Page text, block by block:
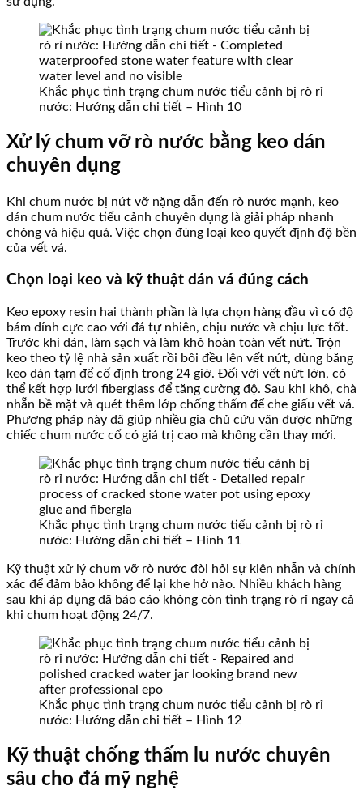
Khắc phục tình trạng chum nước tiểu cảnh bị rò rỉ
nước: Hướng dẫn chi tiết – Hình 10
Xử lý chum vỡ rò nước bằng keo dán
chuyên dụng
Khi chum nước bị nứt vỡ nặng dẫn đến rò nước mạnh, keo
dán chum nước tiểu cảnh chuyên dụng là giải pháp nhanh
chóng và hiệu quả. Việc chọn đúng loại keo quyết định độ bền
của vết vá.
Chọn loại keo và kỹ thuật dán vá đúng cách
Keo epoxy resin hai thành phần là lựa chọn hàng đầu vì có độ
bám dính cực cao với đá tự nhiên, chịu nước và chịu lực tốt.
Trước khi dán, làm sạch và làm khô hoàn toàn vết nứt. Trộn
keo theo tỷ lệ nhà sản xuất rồi bôi đều lên vết nứt, dùng băng
keo dán tạm để cố định trong 24 giờ. Đối với vết nứt lớn, có
thể kết hợp lưới fiberglass để tăng cường độ. Sau khi khô, chà
nhẵn bề mặt và quét thêm lớp chống thấm để che giấu vết vá.
Phương pháp này đã giúp nhiều gia chủ cứu vãn được những
chiếc chum nước cổ có giá trị cao mà không cần thay mới.
Khắc phục tình trạng chum nước tiểu cảnh bị rò rỉ
nước: Hướng dẫn chi tiết – Hình 11
Kỹ thuật xử lý chum vỡ rò nước đòi hỏi sự kiên nhẫn và chính
xác để đảm bảo không để lại khe hở nào. Nhiều khách hàng
sau khi áp dụng đã báo cáo không còn tình trạng rò rỉ ngay cả
khi chum hoạt động 24/7.
Khắc phục tình trạng chum nước tiểu cảnh bị rò rỉ
nước: Hướng dẫn chi tiết – Hình 12
Kỹ thuật chống thấm lu nước chuyên
sâu cho đá mỹ nghệ